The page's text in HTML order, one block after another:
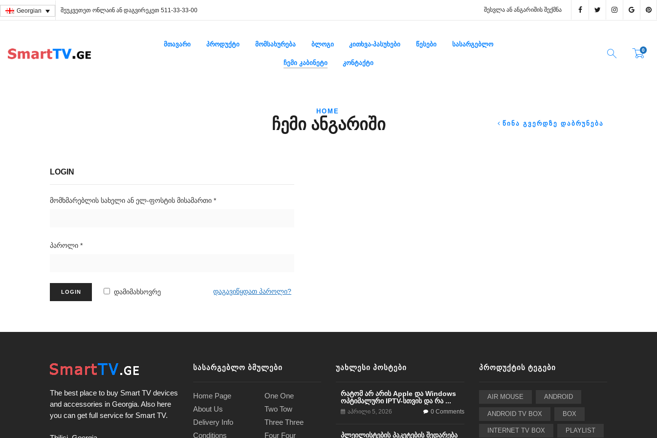
Georgian შეუკვეთეთ ონლაინ ან დაგვირეკეთ 511-33-33-00 ᲨᲔᲡᲕᲚᲐ ᲐᲜ ᲐᲜᲒᲐᲠᲘᲨᲘᲡ ᲨᲔᲥᲛᲜᲐ
ᲛᲗᲐᲕᲐᲠᲘ ᲞᲠᲝᲓᲣᲥᲢᲘ ᲛᲝᲛᲡᲐᲮᲣᲠᲔᲑᲐ ᲑᲚᲝᲒᲘ ᲙᲘᲗᲮᲕᲐ-ᲞᲐᲡᲣᲮᲔᲑᲘ ᲬᲔᲡᲔᲑᲘ ᲡᲐᲡᲐᲠᲒᲔᲑᲚᲝ
ᲩᲔᲛᲘ ᲙᲐᲑᲘᲜᲔᲢᲘ ᲙᲝᲜᲢᲐᲥᲢᲘ
0
HOME
ᲬᲘᲜᲐ ᲒᲕᲔᲠᲓᲖᲔ ᲓᲐᲑᲠᲣᲜᲔᲑᲐ
ᲩᲔᲛᲘ ᲐᲜᲒᲐᲠᲘᲨᲘ
LOGIN
მომხმარებლის სახელი ან ელ-ფოსტის მისამართი *
პაროლი *
დამიმახსოვრე დაგავიწყდათ პაროლი?
The best place to buy Smart TV devices
and accessories in Georgia. Also here
you can get full service for Smart TV.
ᲡᲐᲡᲐᲠᲒᲔᲑᲚᲝ ᲑᲛᲣᲚᲔᲑᲘ
Home Page
About Us
Delivery Info
Conditions
One One
Two Tow
Three Three
Four Four
ᲣᲐᲮᲚᲔᲡᲘ ᲞᲝᲡᲢᲔᲑᲘ
რატომ არ არის Apple და Windows
ოპტიმალური IPTV-სთვის და რა ...
აპრილი 5, 2026 0 Comments
პლეილისტების პაკეტების შედარება
ᲞᲠᲝᲓᲣᲥᲢᲘᲡ ᲢᲔᲒᲔᲑᲘ
AIR MOUSE ANDROID
ANDROID TV BOX BOX
INTERNET TV BOX PLAYLIST